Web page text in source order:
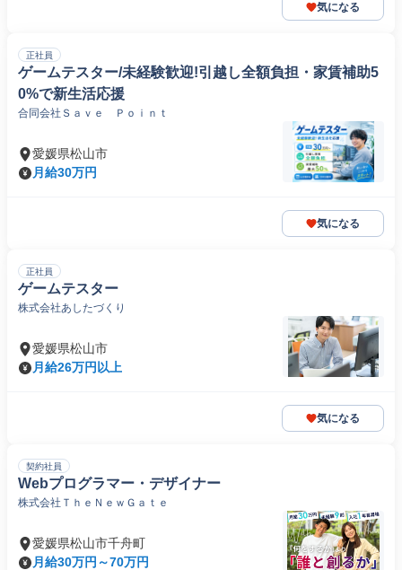
気になる
正社員
ゲームテスター/未経験歓迎!引越し全額負担・家賃補助5
0%で新生活応援
合同会社Ｓａｖｅ Ｐｏｉｎｔ
愛媛県松山市
月給30万円
気になる
正社員
ゲームテスター
株式会社あしたづくり
愛媛県松山市
月給26万円以上
気になる
契約社員
Webプログラマー・デザイナー
株式会社ＴｈｅＮｅｗＧａｔｅ
愛媛県松山市千舟町
月給30万円～70万円